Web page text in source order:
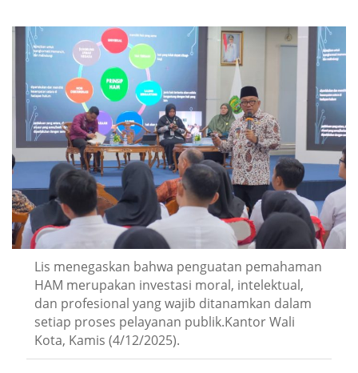
Lis menegaskan bahwa penguatan pemahaman
HAM merupakan investasi moral, intelektual,
dan profesional yang wajib ditanamkan dalam
setiap proses pelayanan publik.Kantor Wali
Kota, Kamis (4/12/2025).